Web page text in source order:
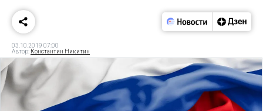
03.10.2019 07:00
Автор: Константин Никитин